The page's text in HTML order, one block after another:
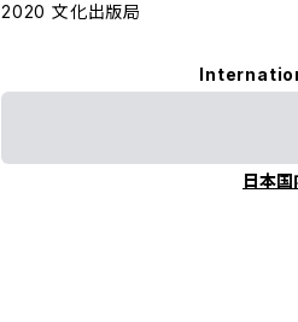
2020 文化出版局
日本